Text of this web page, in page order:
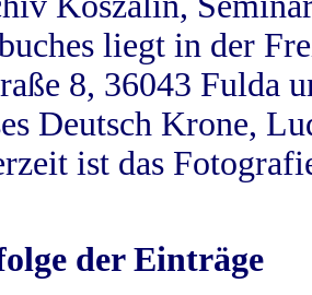
liegt in der
8, 36043 Fulda
Deutsch Krone,
ist das
der Einträge